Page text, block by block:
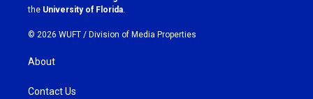
m
the University of Florida
© 2026 WUFT / Division of Media Properties
About
Contact Us